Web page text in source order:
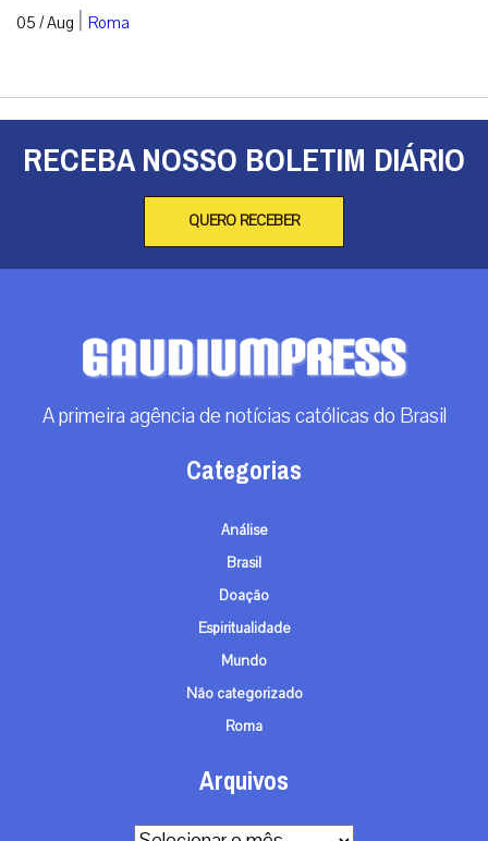
05 / Aug | Roma
RECEBA NOSSO BOLETIM DIÁRIO
QUERO RECEBER
A primeira agência de notícias católicas do Brasil
Categorias
Análise
Brasil
Doação
Espiritualidade
Mundo
Não categorizado
Roma
Arquivos